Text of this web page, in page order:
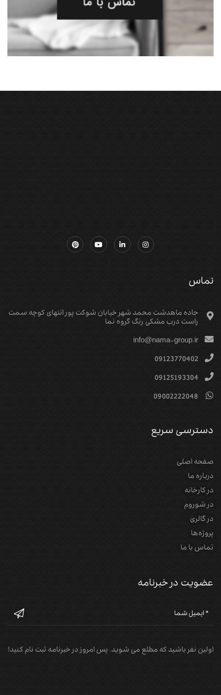
تماس
جاده ماهدشت محمد شهر خیابان شوکت پور انتهای کوچه سمت
راست درب مشکی رنگ گروه نما
info@nama-group.ir
09123770402
09125193304
09002222048
دسترسی سریع
صفحه اصلی
درباره ما
در کارخانه
در شوروم
در گالری
پروژه‌‌ها
تماس با ما
عضویت در خبرنامه
اولین نفر باشید که مطلع می شوید. پس امروز در خبرنامه ثبت نام کنید!